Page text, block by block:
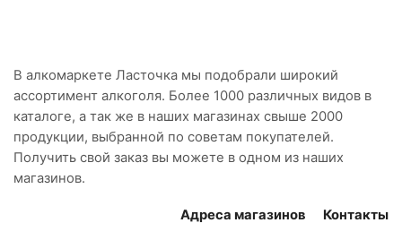
В алкомаркете Ласточка мы подобрали широкий
ассортимент алкоголя. Более 1000 различных видов в
каталоге, а так же в наших магазинах свыше 2000
продукции, выбранной по советам покупателей.
Получить свой заказ вы можете в одном из наших
магазинов.
Адреса магазинов Контакты